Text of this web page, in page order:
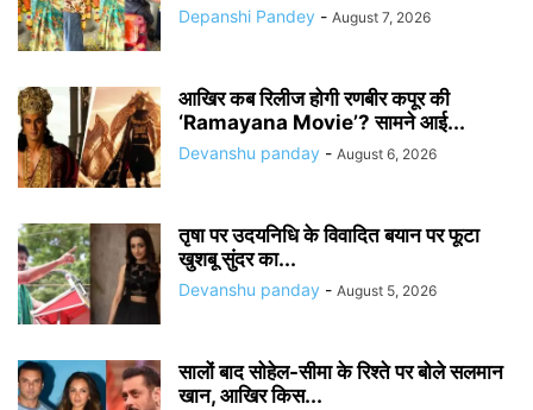
Depanshi Pandey - August 7, 2026
आखिर कब रिलीज होगी रणबीर कपूर की
‘Ramayana Movie’? सामने आई...
Devanshu panday - August 6, 2026
तृषा पर उदयनिधि के विवादित बयान पर फूटा
खुशबू सुंदर का...
Devanshu panday - August 5, 2026
सालों बाद सोहेल-सीमा के रिश्ते पर बोले सलमान
खान, आखिर किस...